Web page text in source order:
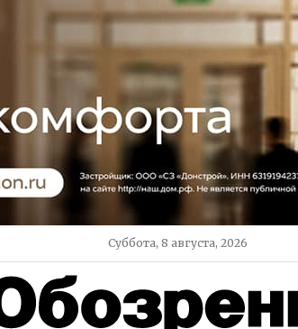
Суббота, 8 августа, 2026